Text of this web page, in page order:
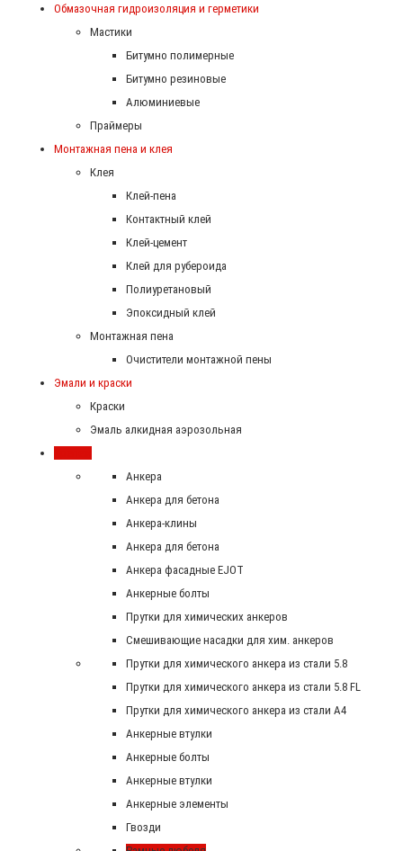
Обмазочная гидроизоляция и герметики
Мастики
Битумно полимерные
Битумно резиновые
Алюминиевые
Праймеры
Монтажная пена и клея
Клея
Клей-пена
Контактный клей
Клей-цемент
Клей для рубероида
Полиуретановый
Эпоксидный клей
Монтажная пена
Очистители монтажной пены
Эмали и краски
Краски
Эмаль алкидная аэрозольная
Анкера
Анкера для бетона
Анкера-клины
Анкера для бетона
Анкера фасадные EJOT
Анкерные болты
Прутки для химических анкеров
Смешивающие насадки для хим. анкеров
Прутки для химического анкера из стали 5.8
Прутки для химического анкера из стали 5.8 FL
Прутки для химического анкера из стали А4
Анкерные втулки
Анкерные болты
Анкерные втулки
Анкерные элементы
Гвозди